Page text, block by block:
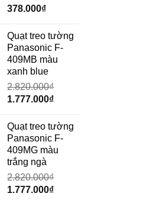
378.000₫
Quạt treo tường
Panasonic F-
409MB màu
xanh blue
2.820.000₫
Giá
là:
2.820.000₫.
1.777.000₫Giá
tại
là:
1.777.000₫.
Quạt treo tường
Panasonic F-
409MG màu
trắng ngà
2.820.000₫
Giá
1.777.000₫Giá
số lượng